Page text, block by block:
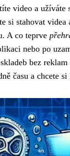
video a
si stahovat
A co teprve
nebo po
bez
času a chcete